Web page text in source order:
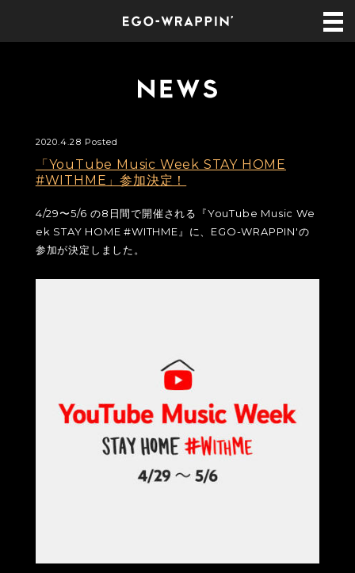
2020.4.28 Posted
「YouTube Music Week STAY HOME
#WITHME」参加決定！
4/29〜5/6 の8日間で開催される『YouTube Music We
ek STAY HOME #WITHME』に、EGO-WRAPPIN'の
参加が決定しました。